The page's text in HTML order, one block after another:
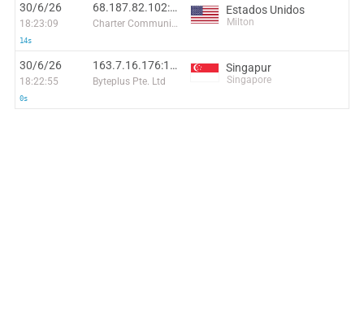
30/6/26
18:23:09
14s
68.187.82.102:48048
Charter Communications
Estados Unidos
Milton
30/6/26
18:22:55
0s
163.7.16.176:16635
Byteplus Pte. Ltd
Singapur
Singapore